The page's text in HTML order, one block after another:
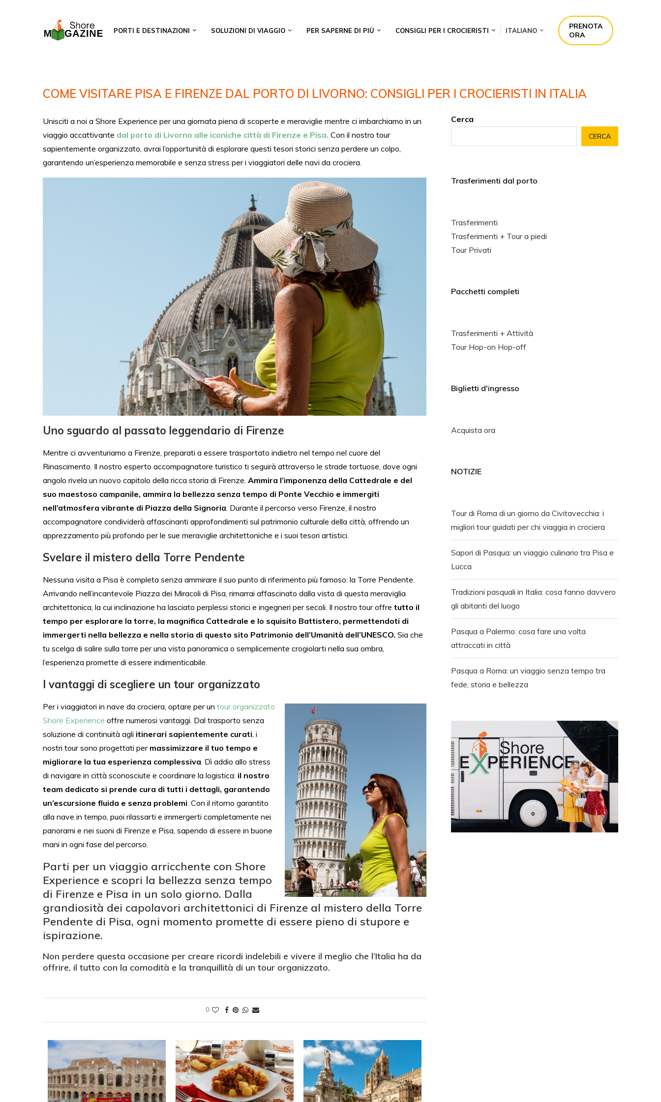
PORTI E DESTINAZIONI SOLUZIONI DI VIAGGIO PER SAPERNE DI PIÙ CONSIGLI PER I CROCIERISTI ITALIANO
PRENOTA
ORA
COME VISITARE PISA E FIRENZE DAL PORTO DI LIVORNO: CONSIGLI PER I CROCIERISTI IN ITALIA
Unisciti a noi a Shore Experience per una giornata piena di scoperte e meraviglie mentre ci imbarchiamo in un
viaggio accattivante dal porto di Livorno alle iconiche città di Firenze e Pisa. Con il nostro tour
sapientemente organizzato, avrai l’opportunità di esplorare questi tesori storici senza perdere un colpo,
garantendo un’esperienza memorabile e senza stress per i viaggiatori delle navi da crociera.
Uno sguardo al passato leggendario di Firenze
Mentre ci avventuriamo a Firenze, preparati a essere trasportato indietro nel tempo nel cuore del
Rinascimento. Il nostro esperto accompagnatore turistico ti seguirà attraverso le strade tortuose, dove ogni
angolo rivela un nuovo capitolo della ricca storia di Firenze. Ammira l’imponenza della Cattedrale e del
suo maestoso campanile, ammira la bellezza senza tempo di Ponte Vecchio e immergiti
nell’atmosfera vibrante di Piazza della Signoria . Durante il percorso verso Firenze, il nostro
accompagnatore condividerà affascinanti approfondimenti sul patrimonio culturale della città, offrendo un
apprezzamento più profondo per le sue meraviglie architettoniche e i suoi tesori artistici.
Svelare il mistero della Torre Pendente
Nessuna visita a Pisa è completa senza ammirare il suo punto di riferimento più famoso: la Torre Pendente.
Arrivando nell’incantevole Piazza dei Miracoli di Pisa, rimarrai affascinato dalla vista di questa meraviglia
architettonica, la cui inclinazione ha lasciato perplessi storici e ingegneri per secoli. Il nostro tour offre tutto il
tempo per esplorare la torre, la magnifica Cattedrale e lo squisito Battistero, permettendoti di
immergerti nella bellezza e nella storia di questo sito Patrimonio dell’Umanità dell’UNESCO. Sia che
tu scelga di salire sulla torre per una vista panoramica o semplicemente crogiolarti nella sua ombra,
l’esperienza promette di essere indimenticabile.
I vantaggi di scegliere un tour organizzato
Per i viaggiatori in nave da crociera, optare per un tour organizzato
Shore Experience offre numerosi vantaggi. Dal trasporto senza
soluzione di continuità agli itinerari sapientemente curati , i
nostri tour sono progettati per massimizzare il tuo tempo e
migliorare la tua esperienza complessiva . Dì addio allo stress
di navigare in città sconosciute e coordinare la logistica: il nostro
team dedicato si prende cura di tutti i dettagli, garantendo
un’escursione fluida e senza problemi . Con il ritorno garantito
alla nave in tempo, puoi rilassarti e immergerti completamente nei
panorami e nei suoni di Firenze e Pisa, sapendo di essere in buone
mani in ogni fase del percorso.
Parti per un viaggio arricchente con Shore
Experience e scopri la bellezza senza tempo
di Firenze e Pisa in un solo giorno. Dalla
grandiosità dei capolavori architettonici di Firenze al mistero della Torre
Pendente di Pisa, ogni momento promette di essere pieno di stupore e
ispirazione.
Non perdere questa occasione per creare ricordi indelebili e vivere il meglio che l’Italia ha da
offrire, il tutto con la comodità e la tranquillità di un tour organizzato.
0
Cerca
CERCA
Trasferimenti dal porto
Trasferimenti
Trasferimenti + Tour a piedi
Tour Privati
Pacchetti completi
Trasferimenti + Attività
Tour Hop-on Hop-off
Biglietti d'ingresso
Acquista ora
NOTIZIE
Tour di Roma di un giorno da Civitavecchia: i
migliori tour guidati per chi viaggia in crociera
Sapori di Pasqua: un viaggio culinario tra Pisa e
Lucca
Tradizioni pasquali in Italia: cosa fanno davvero
gli abitanti del luogo
Pasqua a Palermo: cosa fare una volta
attraccati in città
Pasqua a Roma: un viaggio senza tempo tra
fede, storia e bellezza